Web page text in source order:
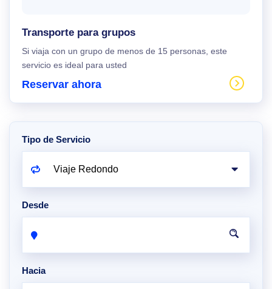
Transporte para grupos
Si viaja con un grupo de menos de 15 personas, este
servicio es ideal para usted
Reservar ahora
Tipo de Servicio
Desde
Hacia